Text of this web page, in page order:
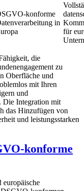
konforme
in
für
die
zu
Oberfläche und
mit Ihren
und
Die Integration mit
das Hinzufügen von
und leistungsstarken
konforme
europäische